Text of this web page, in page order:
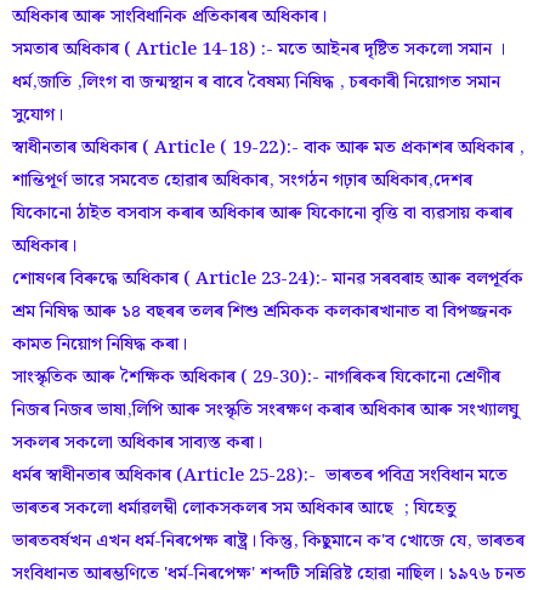
অধিকাৰ আৰু সাংবিধানিক প্ৰতিকাৰৰ অধিকাৰ।
সমতাৰ অধিকাৰ ( Article 14-18) :- মতে আইনৰ দৃষ্টিত সকলো সমান ।
ধৰ্ম,জাতি ,লিংগ বা জন্মস্থান ৰ বাবে বৈষম্য নিষিদ্ধ , চৰকাৰী নিয়োগত সমান
সুযোগ।
স্বাধীনতাৰ অধিকাৰ ( Article ( 19-22):- বাক আৰু মত প্ৰকাশৰ অধিকাৰ ,
শান্তিপূৰ্ণ ভাৱে সমবেত হোৱাৰ অধিকাৰ, সংগঠন গঢ়াৰ অধিকাৰ,দেশৰ
যিকোনো ঠাইত বসবাস কৰাৰ অধিকাৰ আৰু যিকোনো বৃত্তি বা ব্যৱসায় কৰাৰ
অধিকাৰ।
শোষণৰ বিৰুদ্ধে অধিকাৰ ( Article 23-24):- মানৱ সৰবৰাহ আৰু বলপূৰ্বক
শ্ৰম নিষিদ্ধ আৰু ১৪ বছৰৰ তলৰ শিশু শ্ৰমিকক কলকাৰখানাত বা বিপজ্জনক
কামত নিয়োগ নিষিদ্ধ কৰা।
সাংস্কৃতিক আৰু শৈক্ষিক অধিকাৰ ( 29-30):- নাগৰিকৰ যিকোনো শ্ৰেণীৰ
নিজৰ নিজৰ ভাষা,লিপি আৰু সংস্কৃতি সংৰক্ষণ কৰাৰ অধিকাৰ আৰু সংখ্যালঘু
সকলৰ সকলো অধিকাৰ সাব্যস্ত কৰা।
ধৰ্মৰ স্বাধীনতাৰ অধিকাৰ (Article 25-28):- ভাৰতৰ পবিত্ৰ সংবিধান মতে
ভাৰতৰ সকলো ধৰ্মাৱলম্বী লোকসকলৰ সম অধিকাৰ আছে ; যিহেতু
ভাৰতবৰ্ষখন এখন ধৰ্ম-নিৰপেক্ষ ৰাষ্ট্ৰ। কিন্তু, কিছুমানে ক'ব খোজে যে, ভাৰতৰ
সংবিধানত আৰম্ভণিতে 'ধৰ্ম-নিৰপেক্ষ' শব্দটি সন্নিৱিষ্ট হোৱা নাছিল। ১৯৭৬ চনত